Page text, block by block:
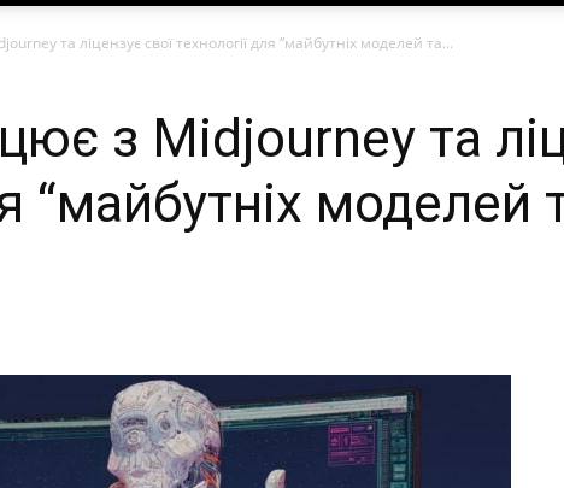
та ліцензує свої технології для “майбутніх моделей та...
з Midjourney та
“майбутніх моделей